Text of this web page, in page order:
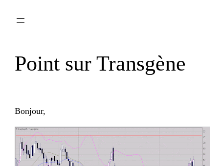
Point sur Transgène
Bonjour,